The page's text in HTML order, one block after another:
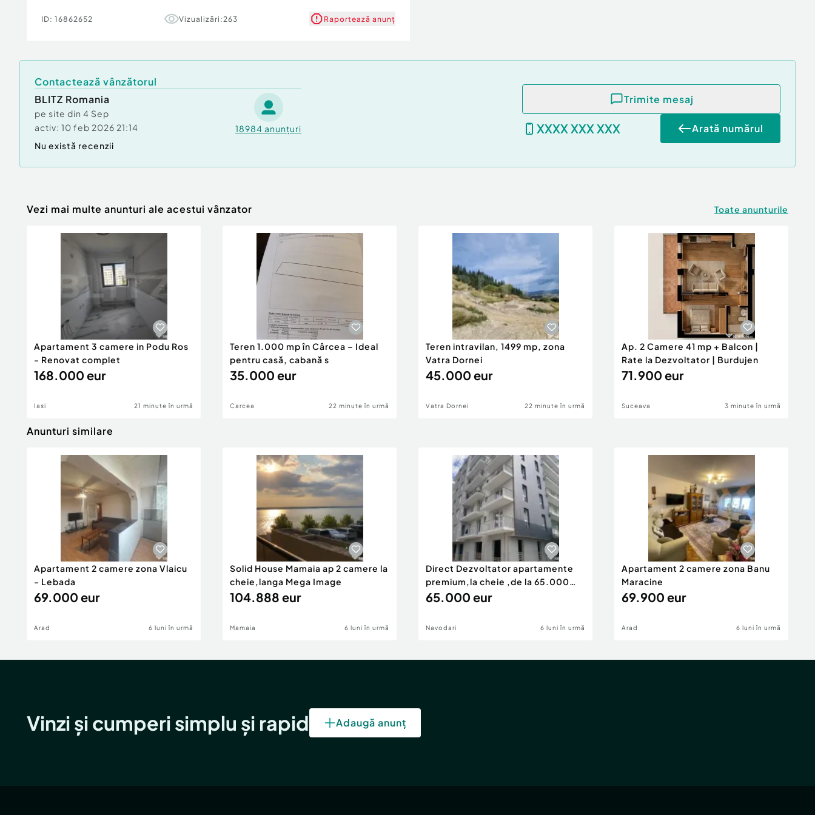
ID: 16862652 Vizualizări: 263 Raportează anunț
Contactează vânzătorul
BLITZ Romania
pe site din 4 Sep
activ: 10 feb 2026 21:14 18984 anunțuri
Nu există recenzii
Trimite mesaj
XXXX XXX XXX Arată numărul
Vezi mai multe anunturi ale acestui vânzator Toate anunturile
Apartament 3 camere in Podu Ros
- Renovat complet
168.000 eur
Iasi 21 minute în urmă
Teren 1.000 mp în Cârcea – Ideal
pentru casă, cabană s
35.000 eur
Carcea 22 minute în urmă
Teren intravilan, 1499 mp, zona
Vatra Dornei
45.000 eur
Vatra Dornei 22 minute în urmă
Ap. 2 Camere 41 mp + Balcon |
Rate la Dezvoltator | Burdujen
71.900 eur
Suceava 3 minute în urmă
Anunturi similare
Apartament 2 camere zona Vlaicu
- Lebada
69.000 eur
Arad 6 luni în urmă
Solid House Mamaia ap 2 camere la
cheie,langa Mega Image
104.888 eur
Mamaia 6 luni în urmă
Direct Dezvoltator apartamente
premium,la cheie ,de la 65.000
eur
65.000 eur
Navodari 6 luni în urmă
Apartament 2 camere zona Banu
Maracine
69.900 eur
Arad 6 luni în urmă
Vinzi și cumperi simplu și rapid Adaugă anunț